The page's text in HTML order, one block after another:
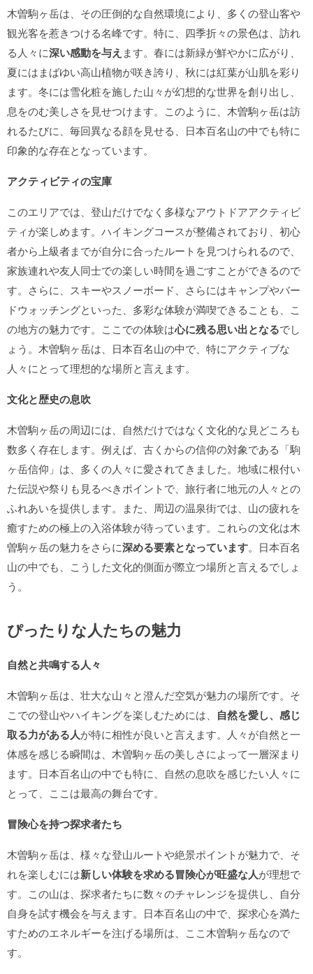
木曽駒ヶ岳は、その圧倒的な自然環境により、多くの登山客や
観光客を惹きつける名峰です。特に、四季折々の景色は、訪れ
る人々に深い感動を与え ます。春には新緑が鮮やかに広がり、
夏にはまばゆい高山植物が咲き誇り、秋には紅葉が山肌を彩り
ます。冬には雪化粧を施した山々が幻想的な世界を創り出し、
息をのむ美しさを見せつけます。このように、木曽駒ヶ岳は訪
れるたびに、毎回異なる顔を見せる、日本百名山の中でも特に
印象的な存在となっています。
アクティビティの宝庫
このエリアでは、登山だけでなく多様なアウトドアアクティビ
ティが楽しめます。ハイキングコースが整備されており、初心
者から上級者までが自分に合ったルートを見つけられるので、
家族連れや友人同士での楽しい時間を過ごすことができるので
す。さらに、スキーやスノーボード、さらにはキャンプやバー
ドウォッチングといった、多彩な体験が満喫できることも、こ
の地方の魅力です。ここでの体験は心に残る思い出となるでし
ょう。木曽駒ヶ岳は、日本百名山の中で、特にアクティブな
人々にとって理想的な場所と言えます。
文化と歴史の息吹
木曽駒ヶ岳の周辺には、自然だけではなく文化的な見どころも
数多く存在します。例えば、古くからの信仰の対象である「駒
ヶ岳信仰」は、多くの人々に愛されてきました。地域に根付い
た伝説や祭りも見るべきポイントで、旅行者に地元の人々との
ふれあいを提供します。また、周辺の温泉街では、山の疲れを
癒すための極上の入浴体験が待っています。これらの文化は木
曽駒ヶ岳の魅力をさらに深める要素となっています。日本百名
山の中でも、こうした文化的側面が際立つ場所と言えるでしょ
う。
ぴったりな人たちの魅力
自然と共鳴する人々
木曽駒ヶ岳は、壮大な山々と澄んだ空気が魅力の場所です。そ
こでの登山やハイキングを楽しむためには、 自然を愛し、感じ
取る力がある人が特に相性が良いと言えます。人々が自然と一
体感を感じる瞬間は、木曽駒ヶ岳の美しさによって一層深まり
ます。日本百名山の中でも特に、自然の息吹を感じたい人々に
とって、ここは最高の舞台です。
冒険心を持つ探求者たち
木曽駒ヶ岳は、様々な登山ルートや絶景ポイントが魅力で、そ
れを楽しむには新しい体験を求める冒険心が旺盛な人が理想で
す。この山は、探求者たちに数々のチャレンジを提供し、自分
自身を試す機会を与えます。日本百名山の中で、探求心を満た
すためのエネルギーを注げる場所は、ここ木曽駒ヶ岳なので
す。